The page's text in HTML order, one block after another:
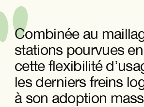
Combinée au
stations pourvues
cette flexibilité
les derniers freins
à son adoption